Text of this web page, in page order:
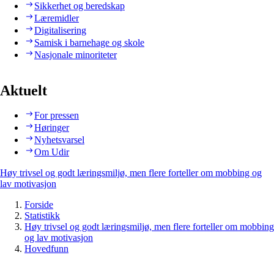
Sikkerhet og beredskap
Læremidler
Digitalisering
Samisk i barnehage og skole
Nasjonale minoriteter
Aktuelt
For pressen
Høringer
Nyhetsvarsel
Om Udir
Høy trivsel og godt læringsmiljø, men flere forteller om mobbing og
lav motivasjon
Forside
Statistikk
Høy trivsel og godt læringsmiljø, men flere forteller om mobbing
og lav motivasjon
Hovedfunn